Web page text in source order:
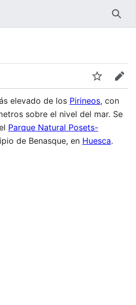
Vigilar
elevado de los Pirineos, con
sobre el nivel del mar. Se
Parque Natural Posets-
de Benasque, en Huesca.